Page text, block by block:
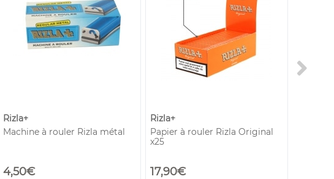
Rizla+
Machine à rouler Rizla métal
4,50€
Rizla+
Papier à rouler Rizla Original
x25
17,90€